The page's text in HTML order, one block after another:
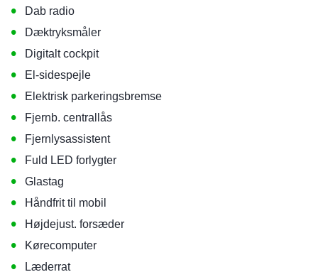
• Dab radio
• Dæktryksmåler
• Digitalt cockpit
• El-sidespejle
• Elektrisk parkeringsbremse
• Fjernb. centrallås
• Fjernlysassistent
• Fuld LED forlygter
• Glastag
• Håndfrit til mobil
• Højdejust. forsæder
• Kørecomputer
• Læderrat